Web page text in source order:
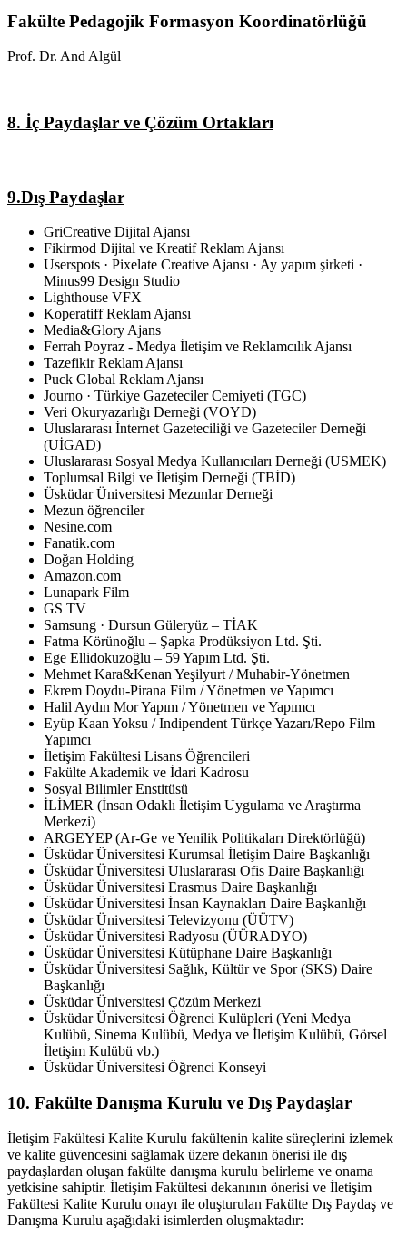
Fakülte Pedagojik Formasyon Koordinatörlüğü
Prof. Dr. And Algül
8. İç Paydaşlar ve Çözüm Ortakları
9.Dış Paydaşlar
GriCreative Dijital Ajansı
Fikirmod Dijital ve Kreatif Reklam Ajansı
Userspots · Pixelate Creative Ajansı · Ay yapım şirketi ·
Minus99 Design Studio
Lighthouse VFX
Koperatiff Reklam Ajansı
Media&Glory Ajans
Ferrah Poyraz - Medya İletişim ve Reklamcılık Ajansı
Tazefikir Reklam Ajansı
Puck Global Reklam Ajansı
Journo · Türkiye Gazeteciler Cemiyeti (TGC)
Veri Okuryazarlığı Derneği (VOYD)
Uluslararası İnternet Gazeteciliği ve Gazeteciler Derneği
(UİGAD)
Uluslararası Sosyal Medya Kullanıcıları Derneği (USMEK)
Toplumsal Bilgi ve İletişim Derneği (TBİD)
Üsküdar Üniversitesi Mezunlar Derneği
Mezun öğrenciler
Nesine.com
Fanatik.com
Doğan Holding
Amazon.com
Lunapark Film
GS TV
Samsung · Dursun Güleryüz – TİAK
Fatma Körünoğlu – Şapka Prodüksiyon Ltd. Şti.
Ege Ellidokuzoğlu – 59 Yapım Ltd. Şti.
Mehmet Kara&Kenan Yeşilyurt / Muhabir-Yönetmen
Ekrem Doydu-Pirana Film / Yönetmen ve Yapımcı
Halil Aydın Mor Yapım / Yönetmen ve Yapımcı
Eyüp Kaan Yoksu / Indipendent Türkçe Yazarı/Repo Film
Yapımcı
İletişim Fakültesi Lisans Öğrencileri
Fakülte Akademik ve İdari Kadrosu
Sosyal Bilimler Enstitüsü
İLİMER (İnsan Odaklı İletişim Uygulama ve Araştırma
Merkezi)
ARGEYEP (Ar-Ge ve Yenilik Politikaları Direktörlüğü)
Üsküdar Üniversitesi Kurumsal İletişim Daire Başkanlığı
Üsküdar Üniversitesi Uluslararası Ofis Daire Başkanlığı
Üsküdar Üniversitesi Erasmus Daire Başkanlığı
Üsküdar Üniversitesi İnsan Kaynakları Daire Başkanlığı
Üsküdar Üniversitesi Televizyonu (ÜÜTV)
Üsküdar Üniversitesi Radyosu (ÜÜRADYO)
Üsküdar Üniversitesi Kütüphane Daire Başkanlığı
Üsküdar Üniversitesi Sağlık, Kültür ve Spor (SKS) Daire
Başkanlığı
Üsküdar Üniversitesi Çözüm Merkezi
Üsküdar Üniversitesi Öğrenci Kulüpleri (Yeni Medya
Kulübü, Sinema Kulübü, Medya ve İletişim Kulübü, Görsel
İletişim Kulübü vb.)
Üsküdar Üniversitesi Öğrenci Konseyi
10. Fakülte Danışma Kurulu ve Dış Paydaşlar
İletişim Fakültesi Kalite Kurulu fakültenin kalite süreçlerini izlemek
ve kalite güvencesini sağlamak üzere dekanın önerisi ile dış
paydaşlardan oluşan fakülte danışma kurulu belirleme ve onama
yetkisine sahiptir. İletişim Fakültesi dekanının önerisi ve İletişim
Fakültesi Kalite Kurulu onayı ile oluşturulan Fakülte Dış Paydaş ve
Danışma Kurulu aşağıdaki isimlerden oluşmaktadır: